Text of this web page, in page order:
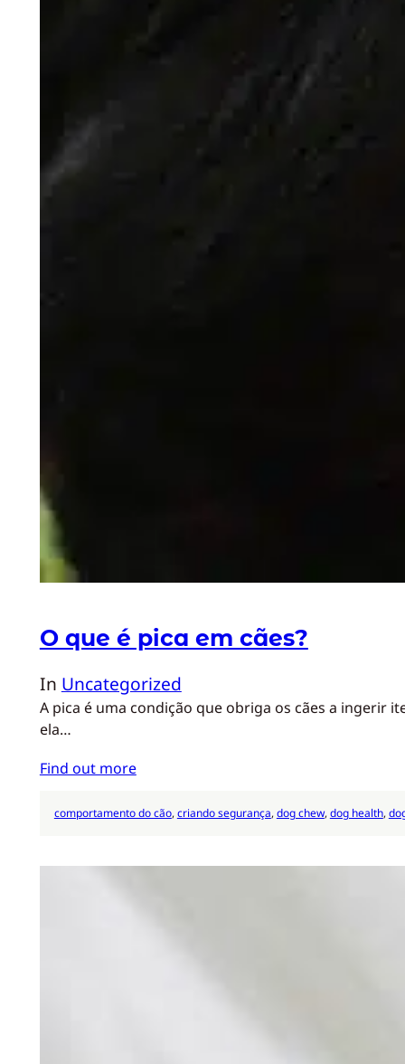
O que é pica em cães?
In Uncategorized
A pica é uma condição que obriga os cães a ingerir
ela…
Find out more
comportamento do cão, criando segurança, dog chew, dog health,